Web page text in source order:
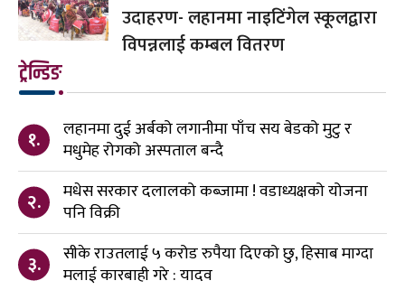
उदाहरण- लहानमा नाइटिंगेल स्कूलद्वारा
विपन्नलाई कम्बल वितरण
ट्रेन्डिङ
१.
लहानमा दुई अर्बको लगानीमा पाँच सय बेडको मुटु र
मधुमेह रोगको अस्पताल बन्दै
२.
मधेस सरकार दलालको कब्जामा ! वडाध्यक्षको योजना
पनि विक्री
३.
सीके राउतलाई ५ करोड रुपैया दिएको छु, हिसाब माग्दा
मलाई कारबाही गरे : यादव